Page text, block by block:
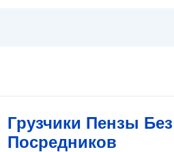
Грузчики Пензы Без
Посредников